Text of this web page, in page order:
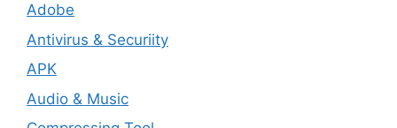
Adobe
Antivirus & Securiity
APK
Audio & Music